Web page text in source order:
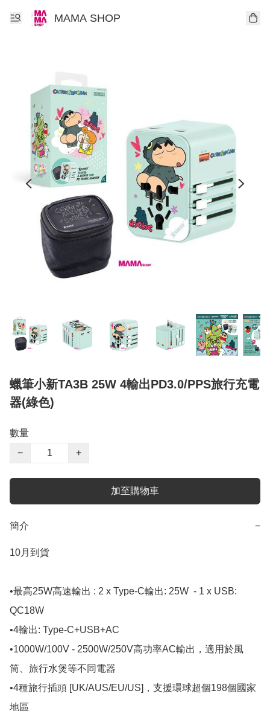
MAMA SHOP
蠟筆小新TA3B 25W 4輸出PD3.0/PPS旅行充電
器(綠色)
數量
−
+
加至購物車
簡介 −
10月到貨
•最高25W高速輸出 : 2 x Type-C輸出: 25W  - 1 x USB:
QC18W
•4輸出: Type-C+USB+AC
•1000W/100V - 2500W/250V高功率AC輸出，適用於風
筒、旅行水煲等不同電器
•4種旅行插頭 [UK/AUS/EU/US]，支援環球超個198個國家
地區